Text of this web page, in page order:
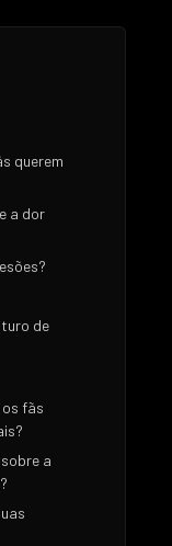
querem
a dor
de
os fãs
a